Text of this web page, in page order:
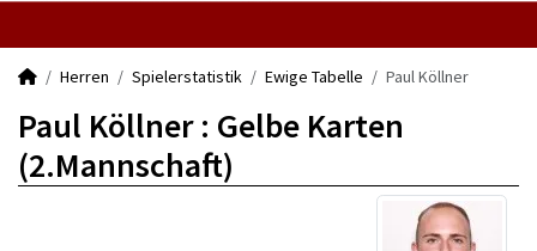
Herren Spielerstatistik Ewige Tabelle Paul Köllner
Paul Köllner : Gelbe Karten
(2.Mannschaft)